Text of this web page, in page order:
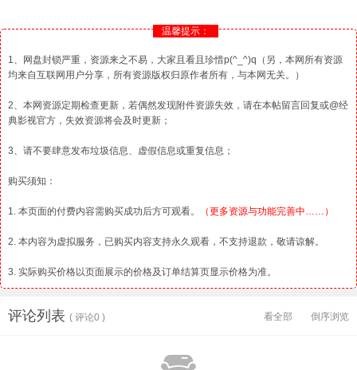
温馨提示：
1、网盘封锁严重，资源来之不易，大家且看且珍惜p(^_^)q（另，本网所有资源
均来自互联网用户分享，所有资源版权归原作者所有，与本网无关。）
2、本网资源定期检查更新，若偶然发现附件资源失效，请在本帖留言回复或@经
典影视官方，失效资源将会及时更新；
3、请不要肆意发布垃圾信息、虚假信息或重复信息；
购买须知：
1. 本页面的付费内容需购买成功后方可观看。 （更多资源与功能完善中……）
2. 本内容为虚拟服务，已购买内容支持永久观看，不支持退款，敬请谅解。
3. 实际购买价格以页面展示的价格及订单结算页显示价格为准。
评论列表 ( 评论0 ) 看全部 倒序浏览